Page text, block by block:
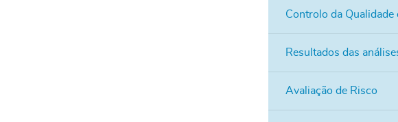
Controlo da Qualidade
Resultados das
Avaliação de Risco